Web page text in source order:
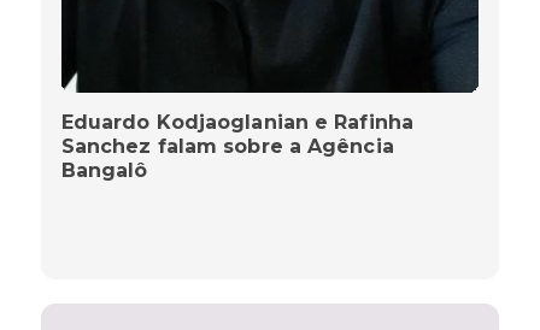
Eduardo Kodjaoglanian e Rafinha
Sanchez falam sobre a Agência
Bangalô